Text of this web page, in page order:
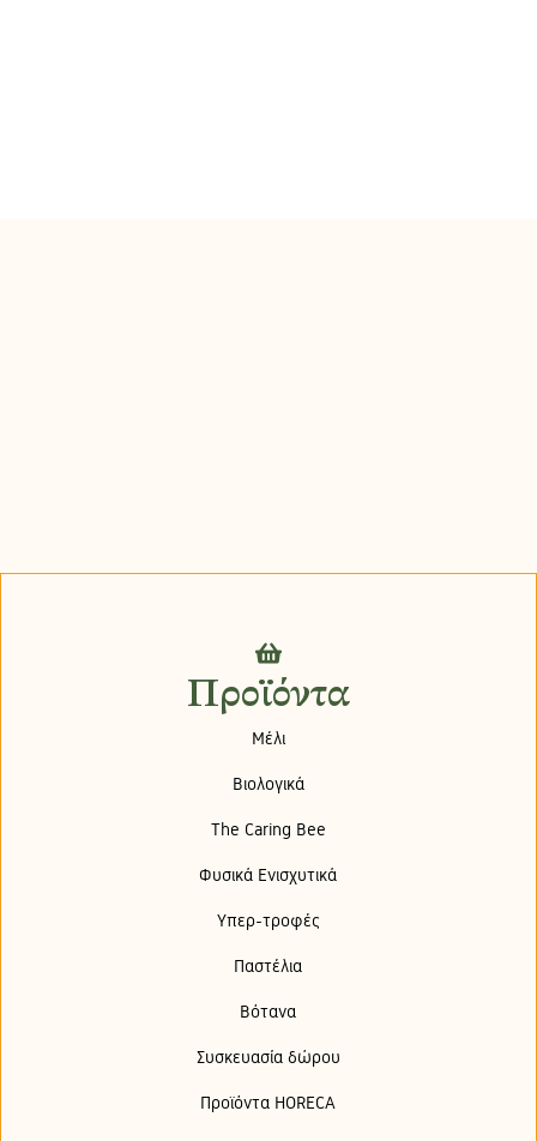
Προϊόντα
Μέλι
Βιολογικά
The Caring Bee
Φυσικά Ενισχυτικά
Υπερ-τροφές
Παστέλια
Βότανα
Συσκευασία δώρου
Προϊόντα HORECA